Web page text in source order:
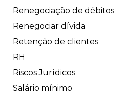
Renegociação de débitos
Renegociar dívida
Retenção de clientes
RH
Riscos Jurídicos
Salário mínimo